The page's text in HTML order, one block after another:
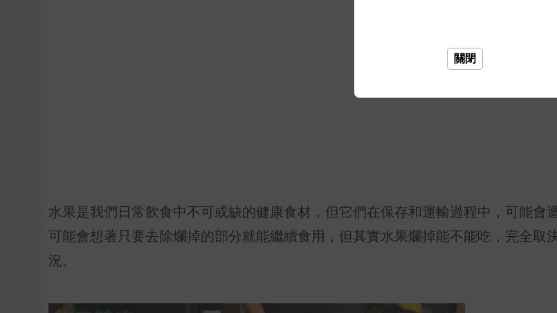
水果是我們日常飲食中不可或缺的健康食材，但它們在保存和運輸過程中，可能會
可能會想著只要去除爛掉的部分就能繼續食用，但其實水果爛掉能不能吃，完全取
況。
關閉